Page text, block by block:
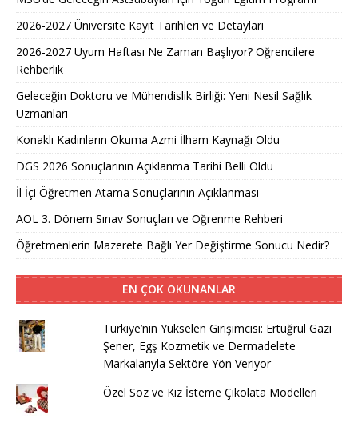
2026-2027 Üniversite Kayıt Tarihleri ve Detayları
2026-2027 Uyum Haftası Ne Zaman Başlıyor? Öğrencilere
Rehberlik
Geleceğin Doktoru ve Mühendislik Birliği: Yeni Nesil Sağlık
Uzmanları
Konaklı Kadınların Okuma Azmi İlham Kaynağı Oldu
DGS 2026 Sonuçlarının Açıklanma Tarihi Belli Oldu
İl İçi Öğretmen Atama Sonuçlarının Açıklanması
AÖL 3. Dönem Sınav Sonuçları ve Öğrenme Rehberi
Öğretmenlerin Mazerete Bağlı Yer Değiştirme Sonucu Nedir?
EN ÇOK OKUNANLAR
Türkiye’nin Yükselen Girişimcisi: Ertuğrul Gazi
Şener, Egş Kozmetik ve Dermadelete
Markalarıyla Sektöre Yön Veriyor
Özel Söz ve Kız İsteme Çikolata Modelleri